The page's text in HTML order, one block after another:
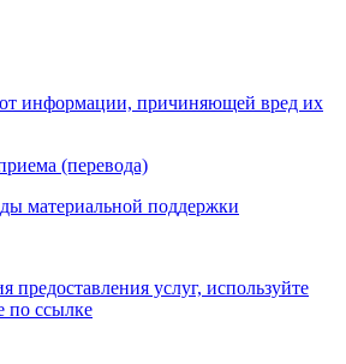
информации, причиняющей вред их
(перевода)
материальной поддержки
предоставления услуг, используйте
по ссылке